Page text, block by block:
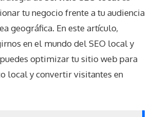
tu negocio frente a tu audiencia
geográfica. En este artículo,
en el mundo del SEO local y
optimizar tu sitio web para
local y convertir visitantes en